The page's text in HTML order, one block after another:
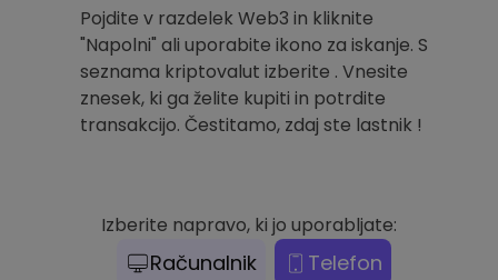
Pojdite v razdelek Web3 in kliknite
"Napolni" ali uporabite ikono za iskanje. S
seznama kriptovalut izberite . Vnesite
znesek, ki ga želite kupiti in potrdite
transakcijo. Čestitamo, zdaj ste lastnik !
Izberite napravo, ki jo uporabljate:
Računalnik Telefon